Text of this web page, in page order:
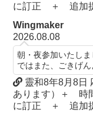
に訂正 ＋ 追加
Wingmaker
2026.08.08
朝・夜参加いたし
ではまた、ごきげん
靈和8年8月8日
あります）＋ 時
に訂正 ＋ 追加